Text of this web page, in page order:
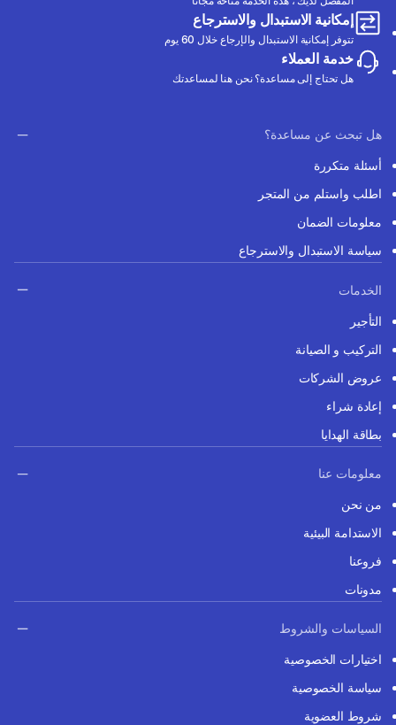
إمكانية الاستبدال والاسترجاع
تتوفر إمكانية الاستبدال والإرجاع خلال 60 يوم
خدمة العملاء
هل تحتاج إلى مساعدة؟ نحن هنا لمساعدتك
هل تبحث عن مساعدة؟
أسئلة متكررة
اطلب واستلم من المتجر
معلومات الضمان
سياسة الاستبدال والاسترجاع
الخدمات
التأجير
التركيب و الصيانة
عروض الشركات
إعادة شراء
بطاقة الهدايا
معلومات عنا
من نحن
الاستدامة البيئية
فروعنا
مدونات
السياسات والشروط
اختيارات الخصوصية
سياسة الخصوصية
شروط العضوية